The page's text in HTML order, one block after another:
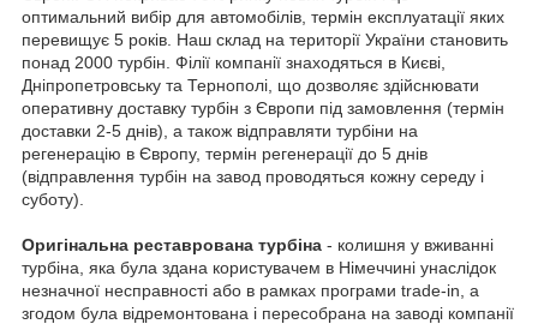
оптимальний вибір для автомобілів, термін експлуатації яких
перевищує 5 років. Наш склад на території України становить
понад 2000 турбін. Філії компанії знаходяться в Києві,
Дніпропетровську та Тернополі, що дозволяє здійснювати
оперативну доставку турбін з Європи під замовлення (термін
доставки 2-5 днів), а також відправляти турбіни на
регенерацію в Європу, термін регенерації до 5 днів
(відправлення турбін на завод проводяться кожну середу і
суботу).
Оригінальна реставрована турбіна - колишня у вживанні
турбіна, яка була здана користувачем в Німеччині унаслідок
незначної несправності або в рамках програми trade-in, а
згодом була відремонтована і пересобрана на заводі компанії